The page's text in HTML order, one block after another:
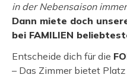
in der Nebensaison
Dann miete doch
bei FAMILIEN
Entscheide dich für die
– Das Zimmer bietet Platz